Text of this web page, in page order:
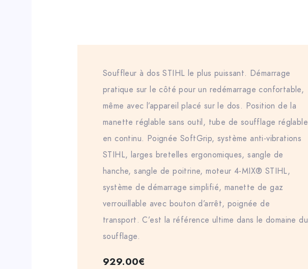
Souffleur à dos STIHL le plus puissant. Démarrage
pratique sur le côté pour un redémarrage confortable,
même avec l’appareil placé sur le dos. Position de la
manette réglable sans outil, tube de soufflage réglable
en continu. Poignée SoftGrip, système anti-vibrations
STIHL, larges bretelles ergonomiques, sangle de
hanche, sangle de poitrine, moteur 4-MIX® STIHL,
système de démarrage simplifié, manette de gaz
verrouillable avec bouton d’arrêt, poignée de
transport. C’est la référence ultime dans le domaine du
soufflage.
929.00€